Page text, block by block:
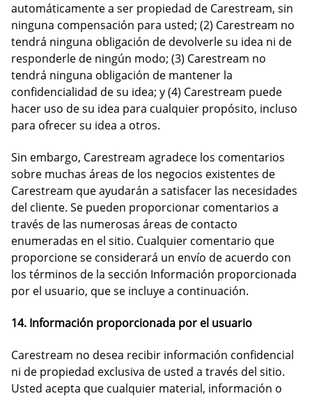
automáticamente a ser propiedad de Carestream, sin
ninguna compensación para usted; (2) Carestream no
tendrá ninguna obligación de devolverle su idea ni de
responderle de ningún modo; (3) Carestream no
tendrá ninguna obligación de mantener la
confidencialidad de su idea; y (4) Carestream puede
hacer uso de su idea para cualquier propósito, incluso
para ofrecer su idea a otros.
Sin embargo, Carestream agradece los comentarios
sobre muchas áreas de los negocios existentes de
Carestream que ayudarán a satisfacer las necesidades
del cliente. Se pueden proporcionar comentarios a
través de las numerosas áreas de contacto
enumeradas en el sitio. Cualquier comentario que
proporcione se considerará un envío de acuerdo con
los términos de la sección Información proporcionada
por el usuario, que se incluye a continuación.
14. Información proporcionada por el usuario
Carestream no desea recibir información confidencial
ni de propiedad exclusiva de usted a través del sitio.
Usted acepta que cualquier material, información o